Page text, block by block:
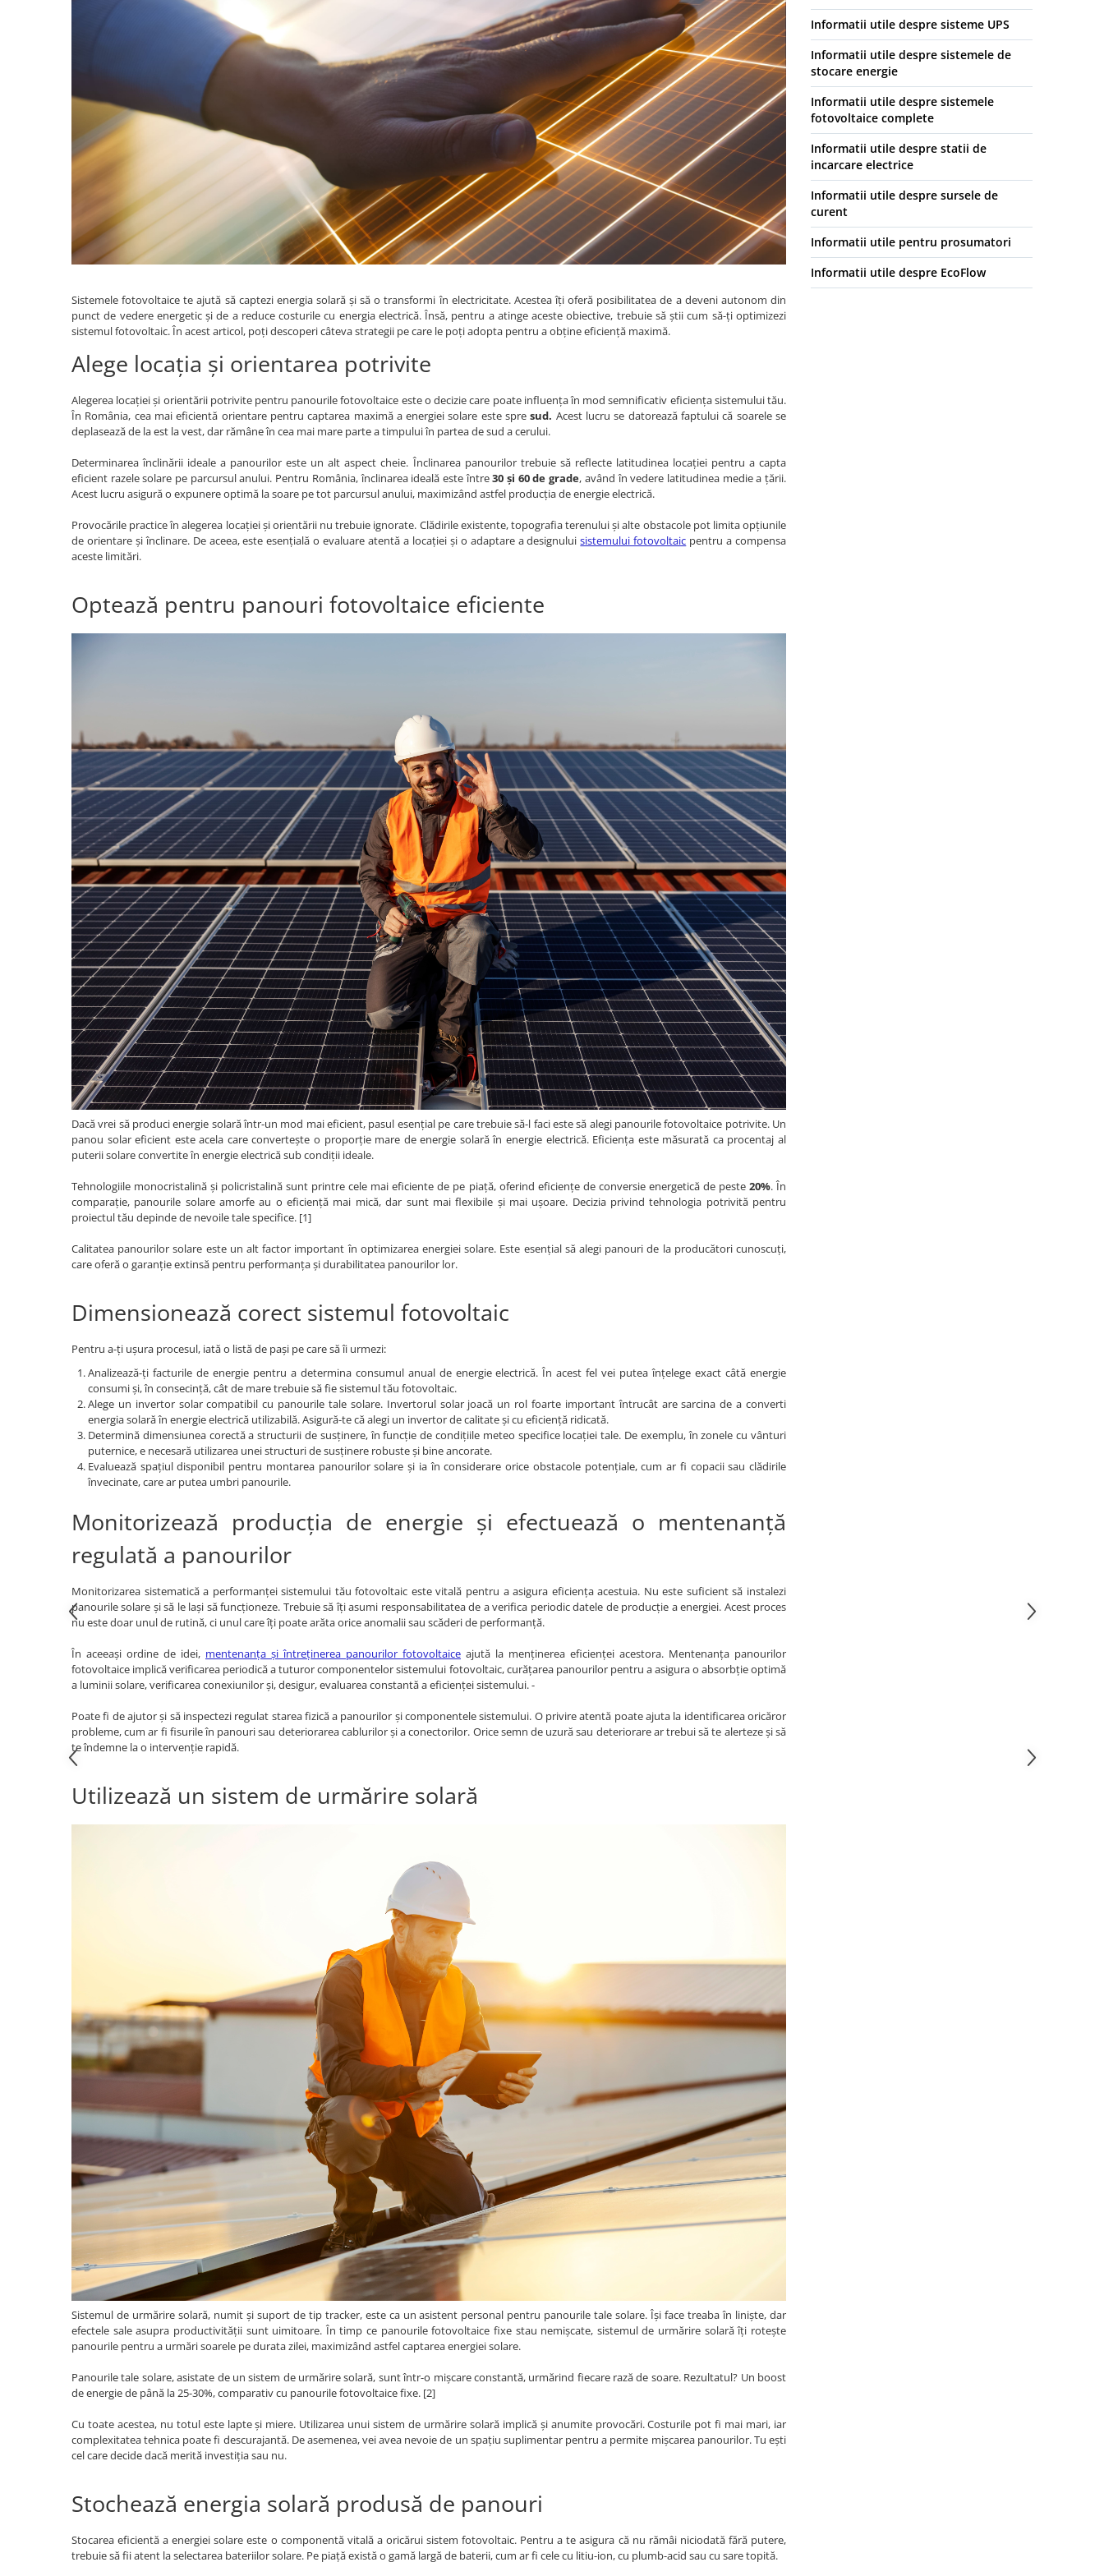
Sisteme prindere panouri
fotovoltaice
Invertoare Hibrid
Invertoare Off-grid
Controlere solare
Convertoare de tensiune
Sisteme de stocare energie
Sisteme de Stocare Comerciale
Sisteme fotovoltaice complete
Sisteme fotovoltaice de putere
mica (rulota/caravan/case de
Sisteme fotovoltaice profesionale
Pachete sisteme fotovoltaice
Statii de incarcare vehicule
Cabluri de incarcare vehicule
Acumulatori VRLA AGM/GEL /
Tractiune / LiFePo4
Baterii si acumulatori gel si VRLA
Baterii si acumulatori AGM VRLA
Acumulatori Moto, ATV
SLA AGM (Sealed Lead Acid)
Deep Cycle - Tractiune/Semi-
Marine & Caravan
Pachete acumulatori VRLA
Sisteme de management (BMS)
Redresoare, incarcatoare si testere
Redresoare auto, moto, barci si
UPS pentru centrale termice si
sisteme de urgenta - acumulator
UPS Calculatoare si Servere
PDUs unitati de distributie a
energiei electrice
Cabinete baterii
Acumulatori UPS
Drumetii / Camping
Frigidere portabile
Panouri portabile
Racire/Incalzire
Intrerupatoare si prize
structurata
Tablouri electrice
Lumina (Becuri si Lanterne)
Laptop & PC accesorii, baterii,
cabluri USB, prelungitoare USB
Cablu de date si Adaptoare
Solutii solare portabile
Lichidare de stoc
Pompe de caldura
Sistemele fotovoltaice te ajută să captezi energia solară și să o transformi în electricitate. Acestea îți oferă posibilitatea de a deveni autonom din
punct de vedere energetic și de a reduce costurile cu energia electrică. Însă, pentru a atinge aceste obiective, trebuie să știi cum să-ți optimizezi
sistemul fotovoltaic. În acest articol, poți descoperi câteva strategii pe care le poți adopta pentru a obține eficiență maximă.
Alege locația și orientarea potrivite
Alegerea locației și orientării potrivite pentru panourile fotovoltaice este o decizie care poate influența în mod semnificativ eficiența sistemului tău.
În România, cea mai eficientă orientare pentru captarea maximă a energiei solare este spresud. Acest lucru se datorează faptului că soarele se
deplasează de la est la vest, dar rămâne în cea mai mare parte a timpului în partea de sud a cerului.
Determinarea înclinării ideale a panourilor este un alt aspect cheie. Înclinarea panourilor trebuie să reflecte latitudinea locației pentru a capta
eficient razele solare pe parcursul anului. Pentru România, înclinarea ideală este între30 și 60 de grade, având în vedere latitudinea medie a țării.
Acest lucru asigură o expunere optimă la soare pe tot parcursul anului, maximizând astfel producția de energie electrică.
Provocările practice în alegerea locației și orientării nu trebuie ignorate. Clădirile existente, topografia terenului și alte obstacole pot limita opțiunile
de orientare și înclinare. De aceea, este esențială o evaluare atentă a locației și o adaptare a designuluisistemului fotovoltaic pentru a compensa
aceste limitări.
Optează pentru panouri fotovoltaice eficiente
Dacă vrei să produci energie solară într-un mod mai eficient, pasul esențial pe care trebuie să-l faci este să alegi panourile fotovoltaice potrivite. Un
panou solar eficient este acela care convertește o proporție mare de energie solară în energie electrică. Eficiența este măsurată ca procentaj al
puterii solare convertite în energie electrică sub condiții ideale.
Tehnologiile monocristalină și policristalină sunt printre cele mai eficiente de pe piață, oferind eficiențe de conversie energetică de peste 20%. În
comparație, panourile solare amorfe au o eficiență mai mică, dar sunt mai flexibile și mai ușoare. Decizia privind tehnologia potrivită pentru
proiectul tău depinde de nevoile tale specifice. [1]
Calitatea panourilor solare este un alt factor important în optimizarea energiei solare. Este esențial să alegi panouri de la producători cunoscuți,
care oferă o garanție extinsă pentru performanța și durabilitatea panourilor lor.
Dimensionează corect sistemul fotovoltaic
Pentru a-ți ușura procesul, iată o listă de pași pe care să îi urmezi:
Analizează-ți facturile de energie pentru a determina consumul anual de energie electrică. În acest fel vei putea înțelege exact câtă energie
consumi și, în consecință, cât de mare trebuie să fie sistemul tău fotovoltaic.
Alege un invertor solar compatibil cu panourile tale solare. Invertorul solar joacă un rol foarte important întrucât are sarcina de a converti
energia solară în energie electrică utilizabilă. Asigură-te că alegi un invertor de calitate și cu eficiență ridicată.
Determină dimensiunea corectă a structurii de susținere, în funcție de condițiile meteo specifice locației tale. De exemplu, în zonele cu vânturi
puternice, e necesară utilizarea unei structuri de susținere robuste și bine ancorate.
Evaluează spațiul disponibil pentru montarea panourilor solare și ia în considerare orice obstacole potențiale, cum ar fi copacii sau clădirile
învecinate, care ar putea umbri panourile.
Monitorizează producția de energie și efectuează o mentenanță
regulată a panourilor
Monitorizarea sistematică a performanței sistemului tău fotovoltaic este vitală pentru a asigura eficiența acestuia. Nu este suficient să instalezi
panourile solare și să le lași să funcționeze. Trebuie să îți asumi responsabilitatea de a verifica periodic datele de producție a energiei. Acest proces
nu este doar unul de rutină, ci unul care îți poate arăta orice anomalii sau scăderi de performanță.
În aceeași ordine de idei, mentenanța și întreținerea panourilor fotovoltaice ajută la menținerea eficienței acestora. Mentenanța panourilor
fotovoltaice implică verificarea periodică a tuturor componentelor sistemului fotovoltaic, curățarea panourilor pentru a asigura o absorbție optimă
a luminii solare, verificarea conexiunilor și, desigur, evaluarea constantă a eficienței sistemului. -
Poate fi de ajutor și să inspectezi regulat starea fizică a panourilor și componentele sistemului. O privire atentă poate ajuta la identificarea oricăror
probleme, cum ar fi fisurile în panouri sau deteriorarea cablurilor și a conectorilor. Orice semn de uzură sau deteriorare ar trebui să te alerteze și să
te îndemne la o intervenție rapidă.
Utilizează un sistem de urmărire solară
Sistemul de urmărire solară, numit și suport de tip tracker, este ca un asistent personal pentru panourile tale solare. Își face treaba în liniște, dar
efectele sale asupra productivității sunt uimitoare. În timp ce panourile fotovoltaice fixe stau nemișcate, sistemul de urmărire solară îți rotește
panourile pentru a urmări soarele pe durata zilei, maximizând astfel captarea energiei solare.
Panourile tale solare, asistate de un sistem de urmărire solară, sunt într-o mișcare constantă, urmărind fiecare rază de soare. Rezultatul? Un boost
de energie de până la 25-30%, comparativ cu panourile fotovoltaice fixe. [2]
Cu toate acestea, nu totul este lapte și miere. Utilizarea unui sistem de urmărire solară implică și anumite provocări. Costurile pot fi mai mari, iar
complexitatea tehnica poate fi descurajantă. De asemenea, vei avea nevoie de un spațiu suplimentar pentru a permite mișcarea panourilor. Tu ești
cel care decide dacă merită investiția sau nu.
Stochează energia solară produsă de panouri
Stocarea eficientă a energiei solare este o componentă vitală a oricărui sistem fotovoltaic. Pentru a te asigura că nu rămâi niciodată fără putere,
trebuie să fii atent la selectarea bateriilor solare. Pe piață există o gamă largă de baterii, cum ar fi cele cu litiu-ion, cu plumb-acid sau cu sare topită.
Informatii utile despre sisteme UPS
Informatii utile despre sistemele de
stocare energie
Informatii utile despre sistemele
fotovoltaice complete
Informatii utile despre statii de
incarcare electrice
Informatii utile despre sursele de
curent
Informatii utile pentru prosumatori
Informatii utile despre EcoFlow